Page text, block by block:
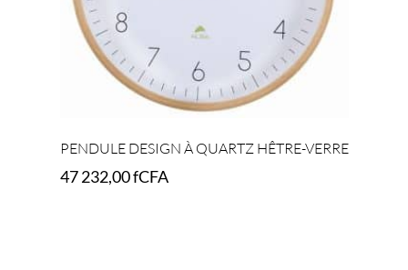
PENDULE DESIGN À QUARTZ HÊTRE-VERRE
47 232,00fCFA